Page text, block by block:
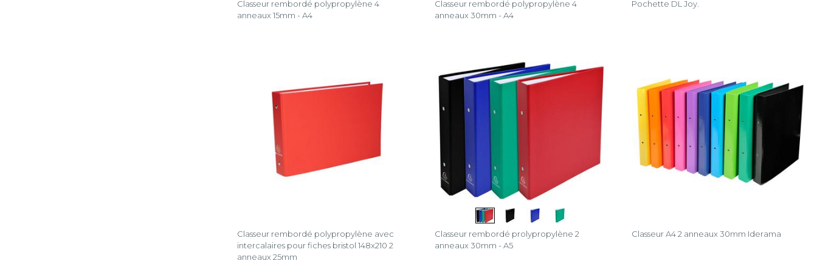
Classeur rembordé polypropylène 4
anneaux 15mm - A4
Classeur rembordé polypropylène 4
anneaux 30mm - A4
Pochette DL Joy.
Classeur rembordé polypropylène avec
intercalaires pour fiches bristol 148x210 2
anneaux 25mm
Classeur rembordé prolypropylène 2
anneaux 30mm - A5
Classeur A4 2 anneaux 30mm Iderama